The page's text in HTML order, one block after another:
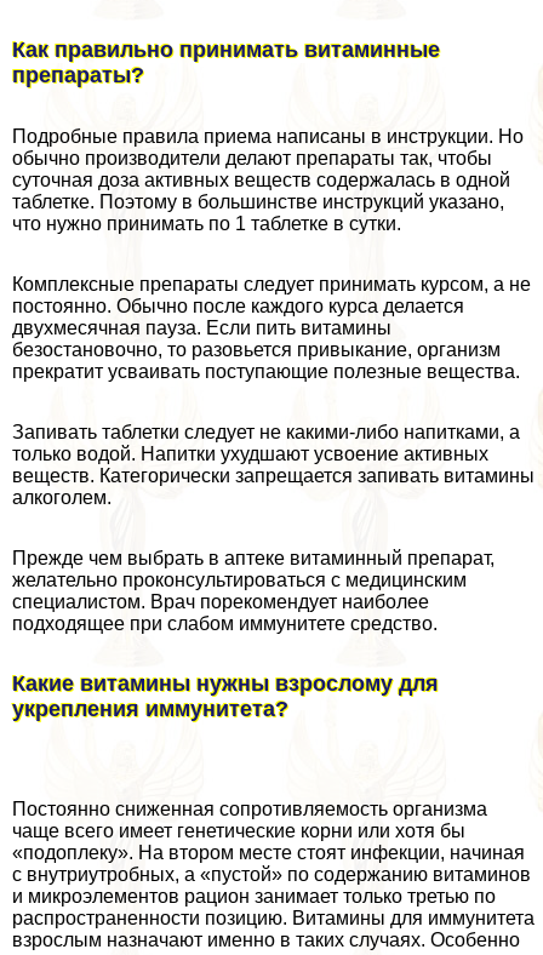
Как правильно принимать витаминные
препараты?
Подробные правила приема написаны в инструкции. Но
обычно производители делают препараты так, чтобы
суточная доза активных веществ содержалась в одной
таблетке. Поэтому в большинстве инструкций указано,
что нужно принимать по 1 таблетке в сутки.
Комплексные препараты следует принимать курсом, а не
постоянно. Обычно после каждого курса делается
двухмecячная пауза. Если пить витамины
безостановочно, то разовьется привыкание, организм
прекратит усваивать поступающие полезные вещества.
Запивать таблетки следует не какими-либо напитками, а
только водой. Напитки ухудшают усвоение активных
веществ. Категорически запрещается запивать витамины
алкоголем.
Прежде чем выбрать в аптеке витаминный препарат,
желательно проконсультироваться с медицинским
специалистом. Врач порекомендует наиболее
подходящее при слабом иммунитете средство.
Какие витамины нужны взрослому для
укрепления иммунитета?
Постоянно сниженная сопротивляемость организма
чаще всего имеет генетические корни или хотя бы
«подоплеку». На втором месте стоят инфекции, начиная
с внутриутробных, а «пустой» по содержанию витаминов
и микроэлементов рацион занимает только третью по
распространенности позицию. Витамины для иммунитета
взрослым назначают именно в таких случаях. Особенно